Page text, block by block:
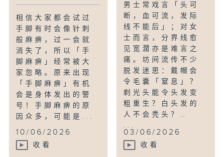
相信大家都会试过
手脚有时会像针刺
般麻痹，过一会就
消失了，所以「手
脚麻痹」经常被大
家忽略。原来出现
「手脚麻痹」有机
会是身体发出的警
号！手脚麻痹的原
因众多，可能是...
10/06/2026
收看
男士常戏言「头可
断，血可流，发际
线不能后」；对女
士而言，分界线愈
见宽濶亦是难言之
痛。坊间流传不少
脱发迷思：戴帽会
令毛囊「窒息」？
剃光头能令头发变
粗重生？白头发的
人不会秃头？…
...
03/06/2026
收看